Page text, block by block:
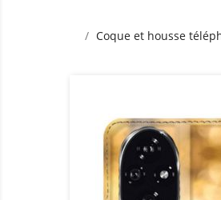
Coque et housse